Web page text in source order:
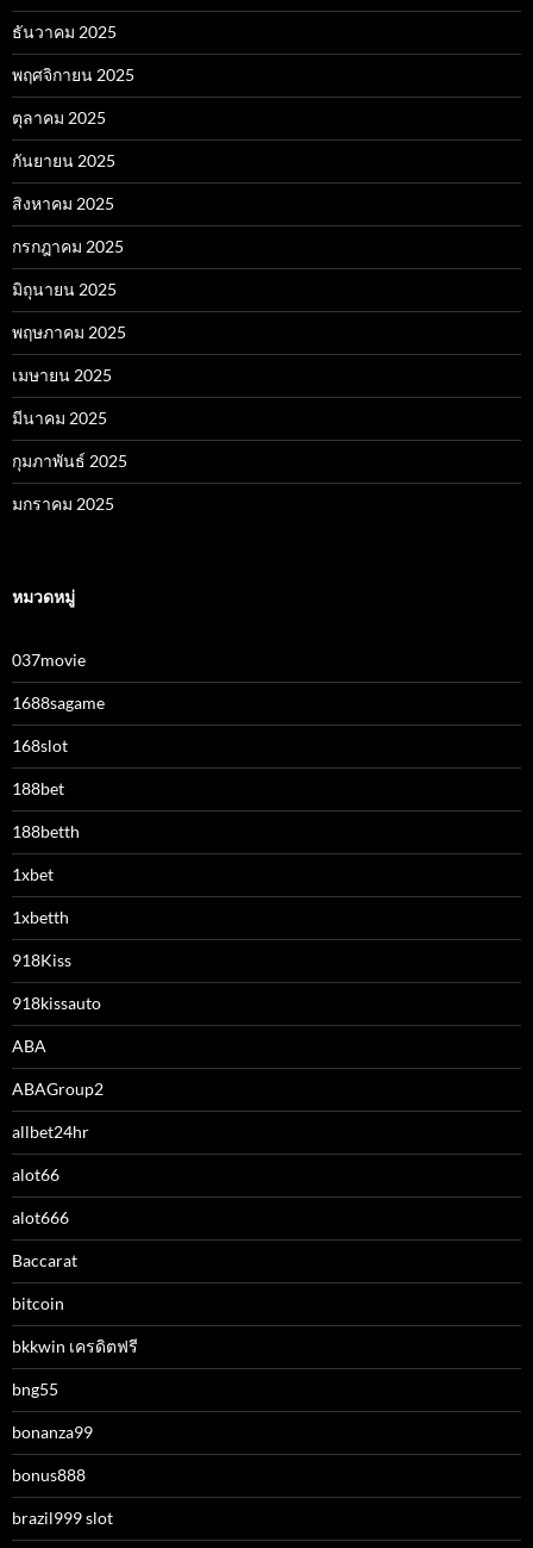
ธันวาคม 2025
พฤศจิกายน 2025
ตุลาคม 2025
กันยายน 2025
สิงหาคม 2025
กรกฎาคม 2025
มิถุนายน 2025
พฤษภาคม 2025
เมษายน 2025
มีนาคม 2025
กุมภาพันธ์ 2025
มกราคม 2025
หมวดหมู่
037movie
1688sagame
168slot
188bet
188betth
1xbet
1xbetth
918Kiss
918kissauto
ABA
ABAGroup2
allbet24hr
alot66
alot666
Baccarat
bitcoin
bkkwin เครดิตฟรี
bng55
bonanza99
bonus888
brazil999 slot